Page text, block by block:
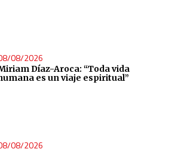
08/2026
Díaz-Aroca: “Toda vida
es un viaje espiritual”
08/2026